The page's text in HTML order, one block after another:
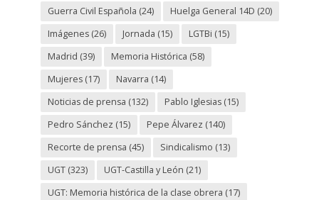
Guerra Civil Española (24) Huelga General 14D (20)
Imágenes(26) Jornada (15) LGTBi (15)
Madrid (39) Memoria Histórica (58)
Mujeres(17) Navarra (14)
Noticias de prensa (132) Pablo Iglesias(15)
Pedro Sánchez (15) Pepe Álvarez (140)
Recorte de prensa (45) Sindicalismo (13)
UGT(323) UGT-Castilla y León (21)
UGT: Memoria histórica de la clase obrera (17)